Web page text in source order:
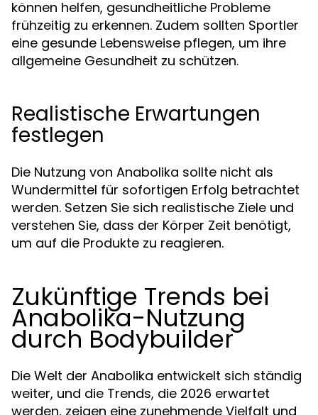
können helfen, gesundheitliche Probleme
frühzeitig zu erkennen. Zudem sollten Sportler
eine gesunde Lebensweise pflegen, um ihre
allgemeine Gesundheit zu schützen.
Realistische Erwartungen
festlegen
Die Nutzung von Anabolika sollte nicht als
Wundermittel für sofortigen Erfolg betrachtet
werden. Setzen Sie sich realistische Ziele und
verstehen Sie, dass der Körper Zeit benötigt,
um auf die Produkte zu reagieren.
Zukünftige Trends bei
Anabolika-Nutzung
durch Bodybuilder
Die Welt der Anabolika entwickelt sich ständig
weiter, und die Trends, die 2026 erwartet
werden, zeigen eine zunehmende Vielfalt und